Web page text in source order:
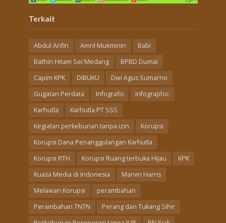
Terkait
Abdul Arifin Amril Mukminin
Babi
Bathin Hitam Sei Medang
BPBD Dumai
Capim KPK
DIBUKU
Dwi Agus Sumarno
Gugatan Perdata
Infografis
Infographic
Karhutla
Karhutla PT SSS
Kegiatan perkebunan tanpa izin
Korupsi
Korupsi Dana Penanggulangan Karhutla
Korupsi RTH
Korupsi Ruang terbuka Hijau
KPK
Kuasa Media di Indonesia
Marvin Harris
Melawan Korupsi
perambahan
Perambahan TNTN
Perang dan Tukang Sihir